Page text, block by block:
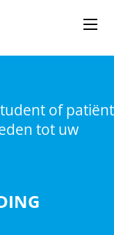
of patiënt
tot uw